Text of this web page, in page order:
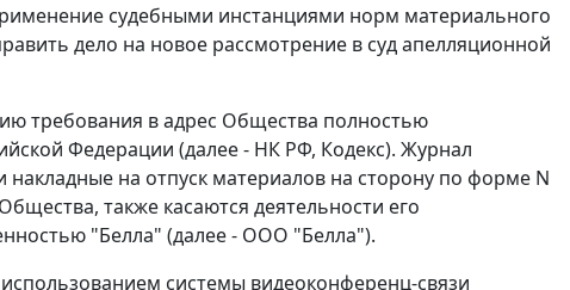
судебными инстанциями норм материального
дело на новое рассмотрение в суд апелляционной
требования в адрес Общества полностью
Федерации (далее - НК РФ, Кодекс). Журнал
накладные на отпуск материалов на сторону по форме N
также касаются деятельности его
"Белла" (далее - ООО "Белла").
системы видеоконференц-связи